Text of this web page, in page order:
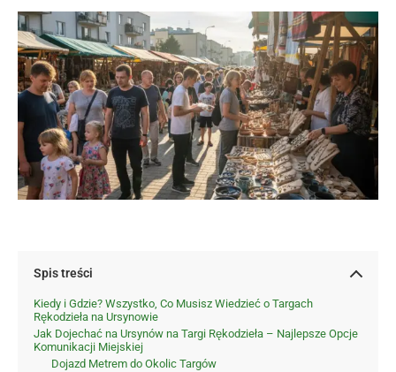
Spis treści
Kiedy i Gdzie? Wszystko, Co Musisz Wiedzieć o Targach
Rękodzieła na Ursynowie
Jak Dojechać na Ursynów na Targi Rękodzieła – Najlepsze Opcje
Komunikacji Miejskiej
Dojazd Metrem do Okolic Targów